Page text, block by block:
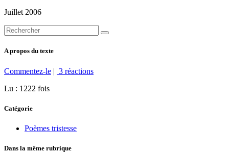
Juillet 2006
A propos du texte
Commentez-le | 3 réactions
Lu : 1222 fois
Catégorie
Poèmes tristesse
Dans la même rubrique